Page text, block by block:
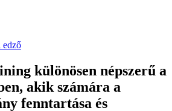
edző
különösen népszerű a
akik számára a
fenntartása és